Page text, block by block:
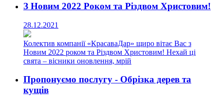
З Новим 2022 Роком та Різдвом Христовим!
28.12.2021
Колектив компанії «КрасаваДар» щиро вітає Вас з
Новим 2022 роком та Різдвом Христовим! Нехай ці
свята – вісники оновлення, мрій
Пропонуємо послугу - Обрізка дерев та
кущів